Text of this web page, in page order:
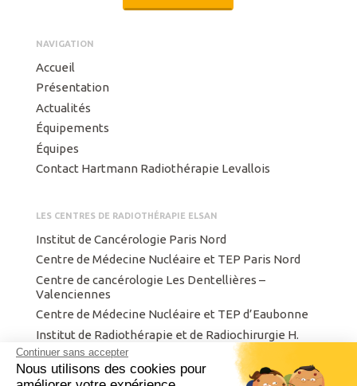
Continuer sans accepter
Nous utilisons des cookies pour
NAVIGATION
Accueil
Présentation
Actualités
Équipements
Équipes
Contact Hartmann Radiothérapie Levallois
LES CENTRES DE RADIOTHÉRAPIE ELSAN
Institut de Cancérologie Paris Nord
Centre de Médecine Nucléaire et TEP Paris Nord
Centre de cancérologie Les Dentellières –
Valenciennes
Centre de Médecine Nucléaire et TEP d’Eaubonne
Institut de Radiothérapie et de Radiochirurgie H.
Hartmann
Centre Finistérien de Radiothérapie et d’Oncologie